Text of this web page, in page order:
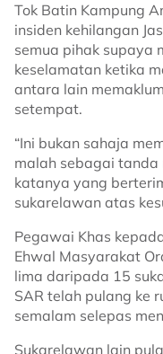
Tok Batin Kampung
insiden kehilangan
semua pihak supaya
keselamatan ketika
antara lain
setempat.
“Ini bukan sahaja
malah sebagai tanda
katanya yang
sukarelawan atas
Pegawai Khas
Ehwal Masyarakat
lima daripada 15
SAR telah pulang ke
semalam selepas
Sukarelawan lain